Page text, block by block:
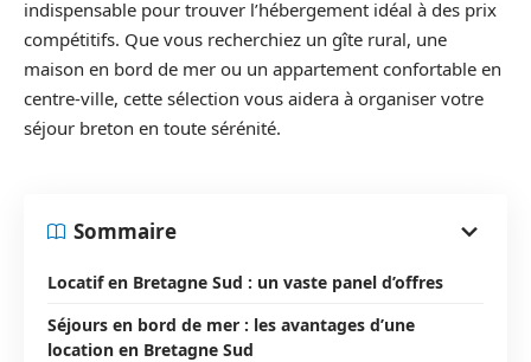
indispensable pour trouver l’hébergement idéal à des prix
compétitifs. Que vous recherchiez un gîte rural, une
maison en bord de mer ou un appartement confortable en
centre-ville, cette sélection vous aidera à organiser votre
séjour breton en toute sérénité.
Sommaire
Locatif en Bretagne Sud : un vaste panel d’offres
Séjours en bord de mer : les avantages d’une
location en Bretagne Sud